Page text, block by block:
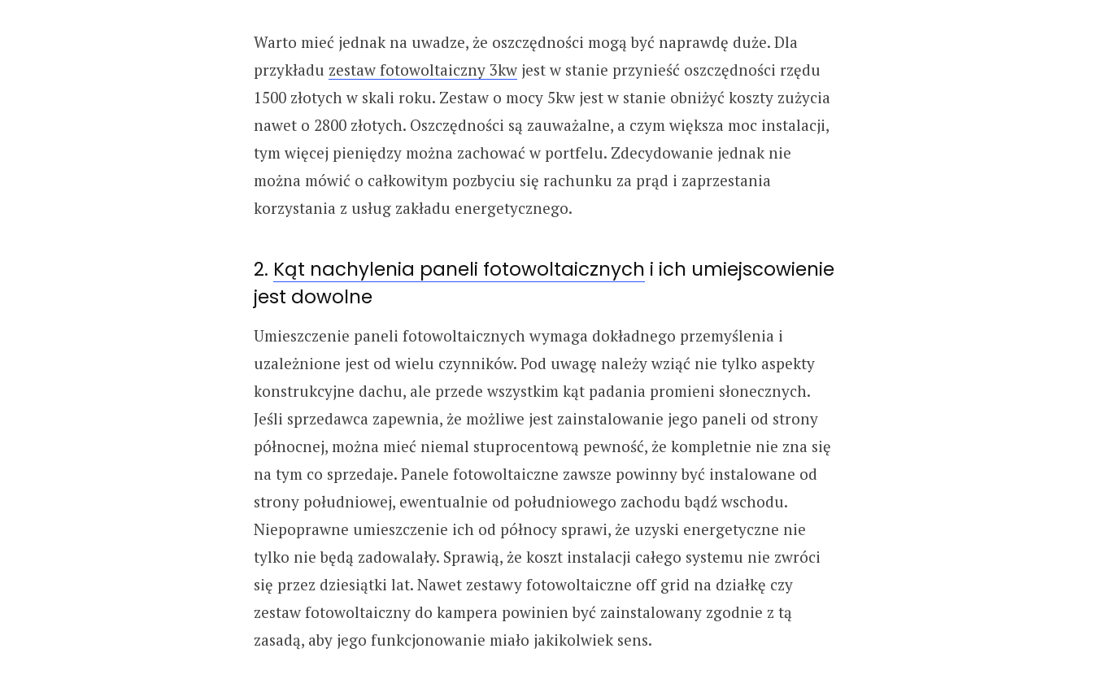
Warto mieć jednak na uwadze, że oszczędności mogą być naprawdę duże. Dla
przykładu zestaw fotowoltaiczny 3kw jest w stanie przynieść oszczędności rzędu
1500 złotych w skali roku. Zestaw o mocy 5kw jest w stanie obniżyć koszty zużycia
nawet o 2800 złotych. Oszczędności są zauważalne, a czym większa moc instalacji,
tym więcej pieniędzy można zachować w portfelu. Zdecydowanie jednak nie
można mówić o całkowitym pozbyciu się rachunku za prąd i zaprzestania
korzystania z usług zakładu energetycznego.
2. Kąt nachylenia paneli fotowoltaicznych i ich umiejscowienie
jest dowolne
Umieszczenie paneli fotowoltaicznych wymaga dokładnego przemyślenia i
uzależnione jest od wielu czynników. Pod uwagę należy wziąć nie tylko aspekty
konstrukcyjne dachu, ale przede wszystkim kąt padania promieni słonecznych.
Jeśli sprzedawca zapewnia, że możliwe jest zainstalowanie jego paneli od strony
północnej, można mieć niemal stuprocentową pewność, że kompletnie nie zna się
na tym co sprzedaje. Panele fotowoltaiczne zawsze powinny być instalowane od
strony południowej, ewentualnie od południowego zachodu bądź wschodu.
Niepoprawne umieszczenie ich od północy sprawi, że uzyski energetyczne nie
tylko nie będą zadowalały. Sprawią, że koszt instalacji całego systemu nie zwróci
się przez dziesiątki lat. Nawet zestawy fotowoltaiczne off grid na działkę czy
zestaw fotowoltaiczny do kampera powinien być zainstalowany zgodnie z tą
zasadą, aby jego funkcjonowanie miało jakikolwiek sens.